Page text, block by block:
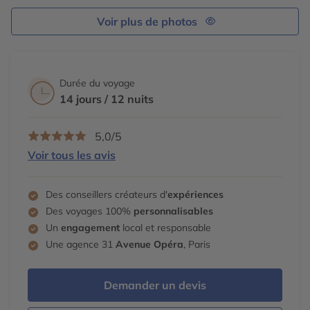
Voir plus de photos
Durée du voyage
14 jours / 12 nuits
5,0/5
Voir tous les avis
Des conseillers créateurs d'expériences
Des voyages 100% personnalisables
Un engagement local et responsable
Une agence 31 Avenue Opéra, Paris
Demander un devis